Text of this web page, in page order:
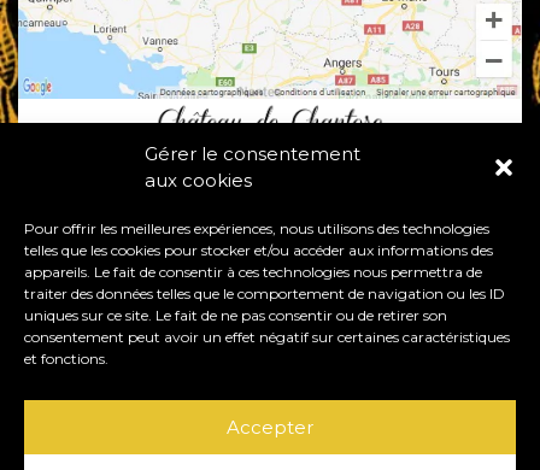
Gérer le consentement
aux cookies
Pour offrir les meilleures expériences, nous utilisons des technologies
telles que les cookies pour stocker et/ou accéder aux informations des
appareils. Le fait de consentir à ces technologies nous permettra de
traiter des données telles que le comportement de navigation ou les ID
uniques sur ce site. Le fait de ne pas consentir ou de retirer son
consentement peut avoir un effet négatif sur certaines caractéristiques
et fonctions.
Accepter
50530 BACILLY - FRANCE
+33 (0)6 74 30 66 64|+33 (0)9 60 52 82 73
Visiter le Parc